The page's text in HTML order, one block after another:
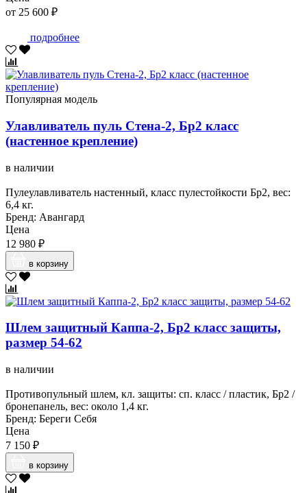
от 25 600 ₽
подробнее
Популярная модель
Улавливатель пуль Стена-2, Бр2 класс
(настенное крепление)
в наличии
Пулеулавливатель настенный, класс пулестойкости Бр2, вес:
6,4 кг.
Бренд: Авангард
Цена
12 980 ₽
в корзину
Шлем защитный Каппа-2, Бр2 класс защиты,
размер 54-62
в наличии
Противопульный шлем, кл. защиты: сп. класс / пластик, Бр2 /
бронепанель, вес: около 1,4 кг.
Бренд: Береги Себя
Цена
7 150 ₽
в корзину